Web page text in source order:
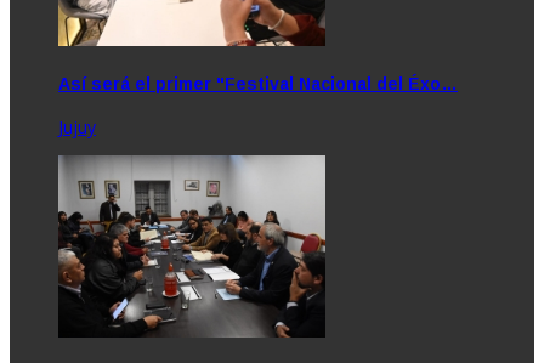
Así será el primer "Festival Nacional del Éxo…
Jujuy